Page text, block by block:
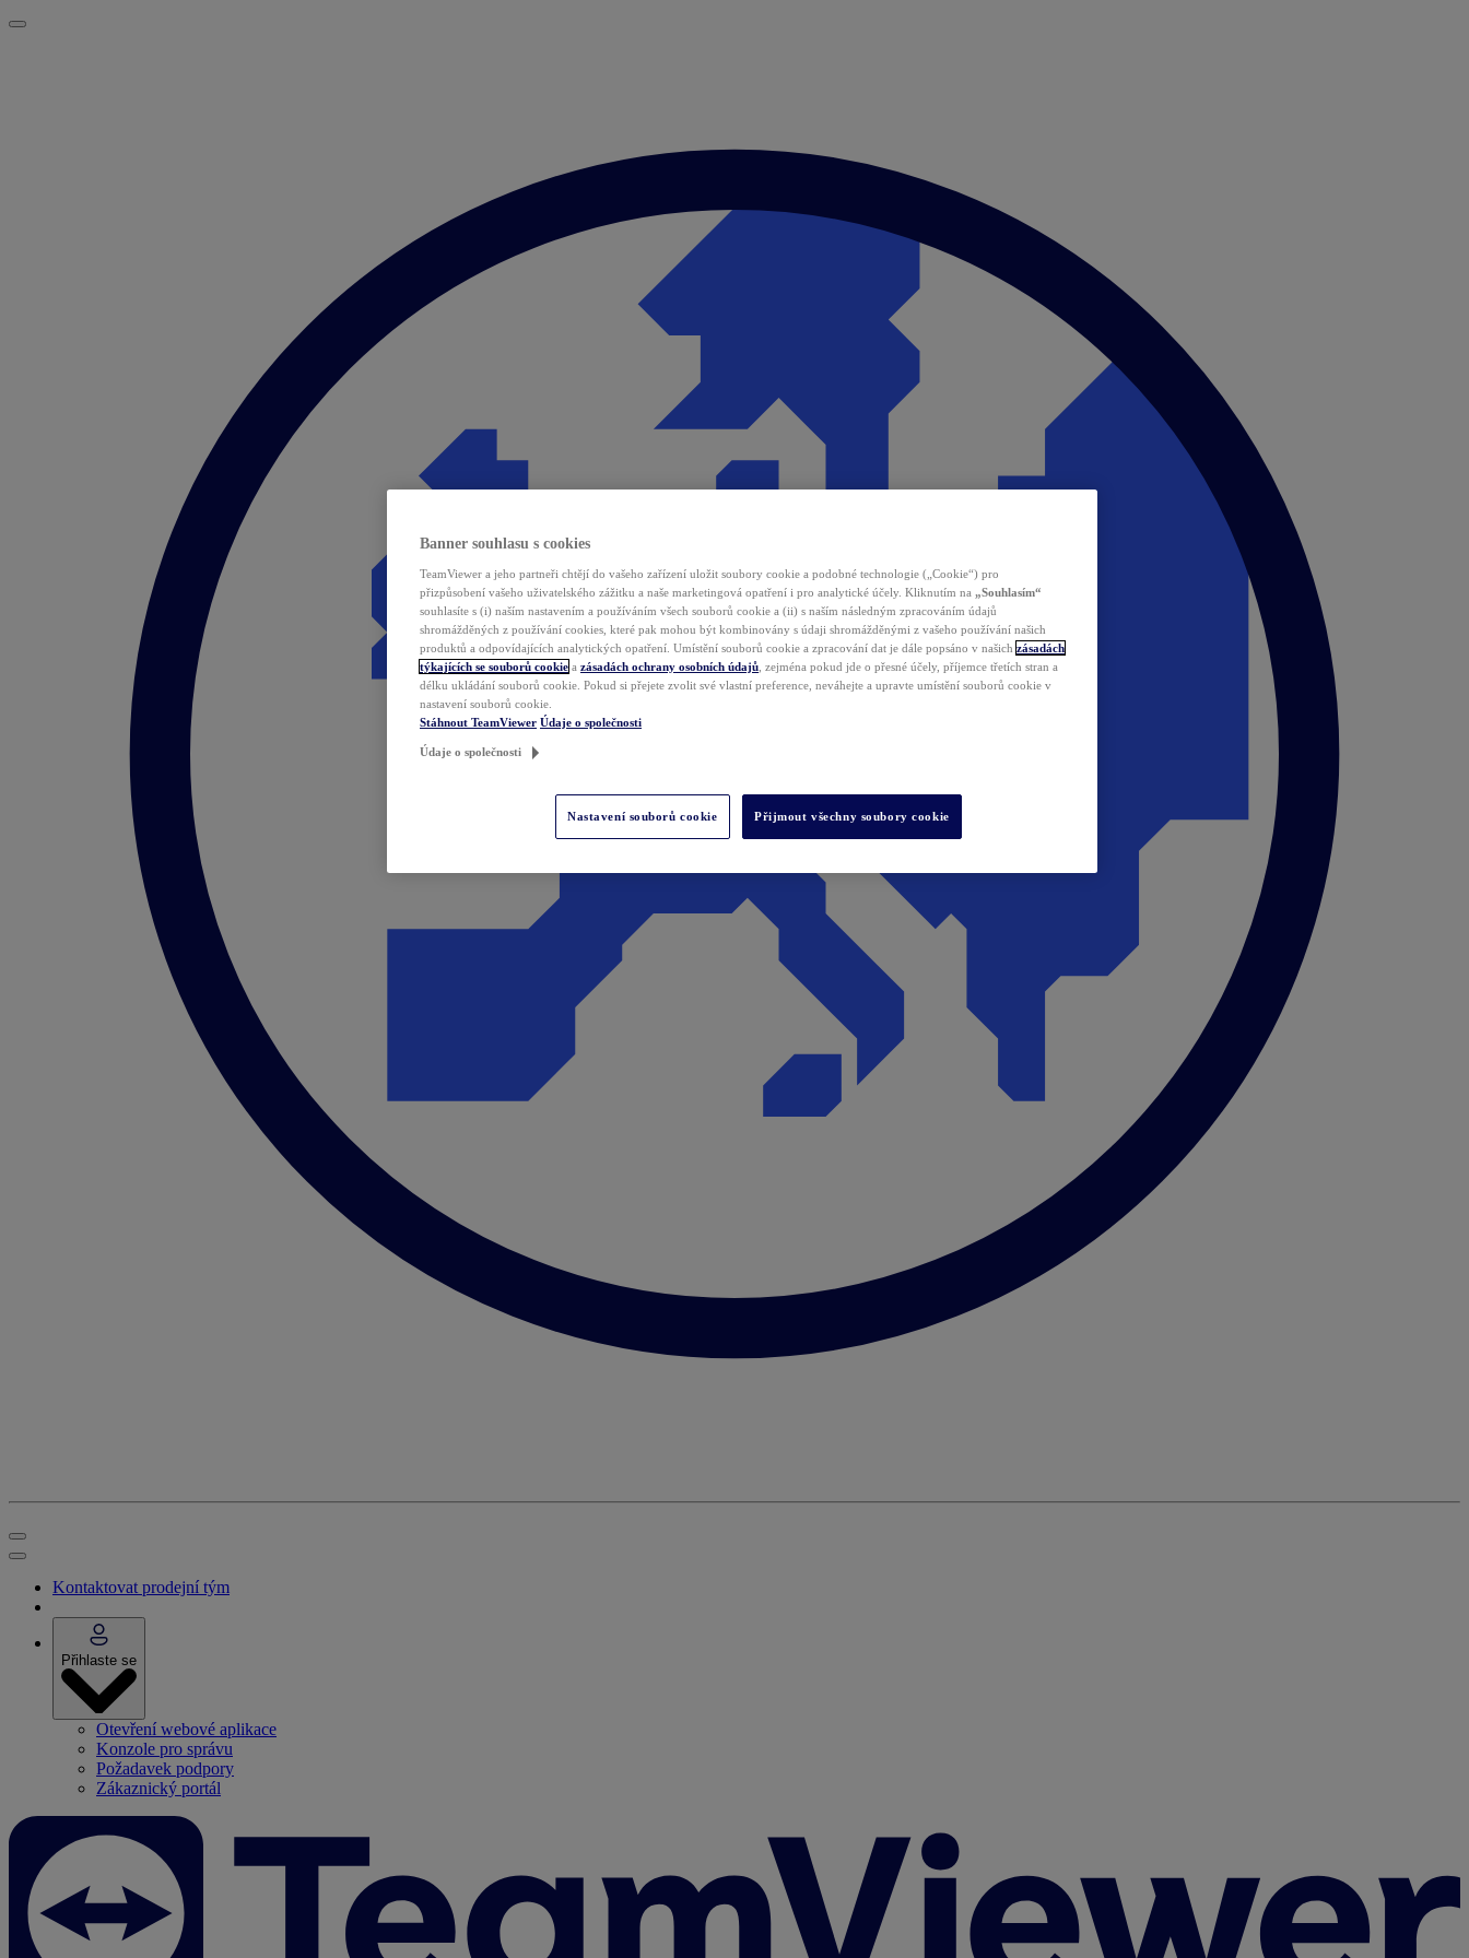
Kontaktovat prodejní tým
Přihlaste se
Otevření webové aplikace
Konzole pro správu
Požadavek podpory
Zákaznický portál
Banner souhlasu s cookies
TeamViewer a jeho partneři chtějí do vašeho zařízení uložit soubory cookie a podobné technologie („Cookie“) pro
přizpůsobení vašeho uživatelského zážitku a naše marketingová opatření i pro analytické účely. Kliknutím na „Souhlasím“
souhlasíte s (i) naším nastavením a používáním všech souborů cookie a (ii) s naším následným zpracováním údajů
shromážděných z používání cookies, které pak mohou být kombinovány s údaji shromážděnými z vašeho používání našich
produktů a odpovídajících analytických opatření. Umístění souborů cookie a zpracování dat je dále popsáno v našich zásadách
týkajících se souborů cookie a zásadách ochrany osobních údajů , zejména pokud jde o přesné účely, příjemce třetích stran a
délku ukládání souborů cookie. Pokud si přejete zvolit své vlastní preference, neváhejte a upravte umístění souborů cookie v
nastavení souborů cookie.
Stáhnout TeamViewer Údaje o společnosti
Údaje o společnosti
Nastavení souborů cookie Přijmout všechny soubory cookie